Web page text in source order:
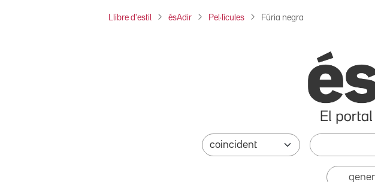
Llibre d'estil ésAdir Pel·lícules Fúria negra